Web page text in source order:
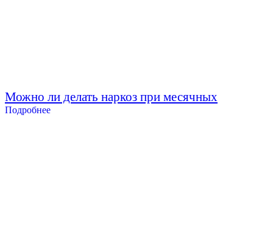
Можно ли делать наркоз при месячных
Подробнее